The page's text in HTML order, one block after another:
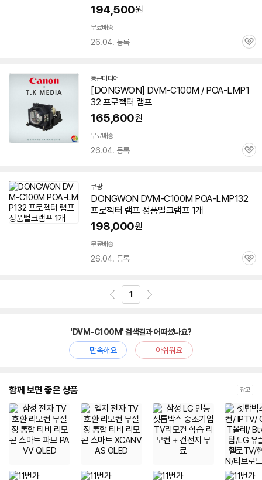
194,500원
무료배송
26.04. 등록
관
통큰미디어네
이
버
이
[DONGWON] DVM-C100M / POA-LMP1
32 프로젝터 램프
165,600원
무료배송
26.04. 등록
관
쿠팡
DONGWON DVM-C100M POA-LMP132
프로젝터 램프 정품벌크램프 1개
198,000원
무료배송
26.04. 등록
관
1
'DVM-C100M' 검색결과 어떠셨나요?
만족해요
아쉬워요
함께 보면 좋은 상품 광고